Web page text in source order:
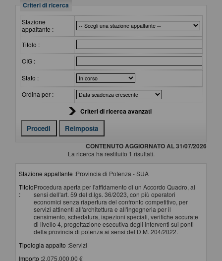
Criteri di ricerca
Stazione
appaltante :
Titolo :
CIG :
Stato :
Ordina per :
Criteri di ricerca avanzati
CONTENUTO AGGIORNATO AL 31/07/2026
La ricerca ha restituito 1 risultati.
Stazione appaltante :Provincia di Potenza - SUA
Titolo
:
Procedura aperta per l'affidamento di un Accordo Quadro, ai
sensi dell'art. 59 del d.lgs. 36/2023, con più operatori
economici senza riapertura del confronto competitivo, per
servizi attinenti all'architettura e all'ingegneria per il
censimento, schedatura, ispezioni speciali, verifiche accurate
di livello 4, progettazione esecutiva degli interventi sui ponti
della provincia di potenza ai sensi del D.M. 204/2022.
Tipologia appalto :Servizi
Importo :2.075.000,00 €